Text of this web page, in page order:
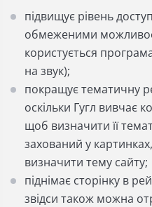
підвищує рівень
обмеженими
користується
на звук);
покращує тематичну
оскільки Гугл вивчає
щоб визначити її
захований у
визначити тему сайту;
піднімає сторінку в
звідси також можна